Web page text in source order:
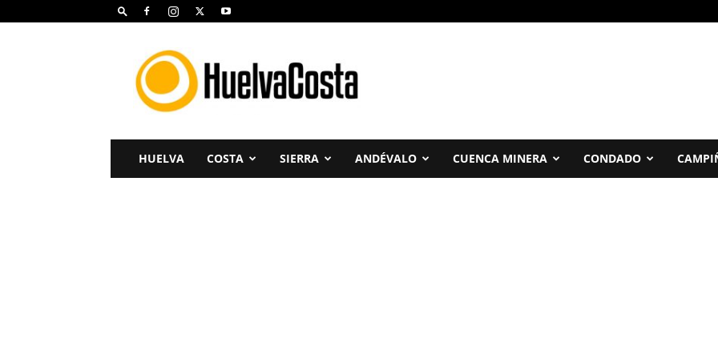
Huelva
Costa
HUELVA COSTA SIERRA ANDÉVALO CUENCA MINERA CONDADO